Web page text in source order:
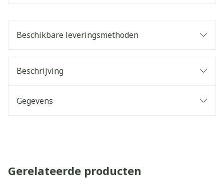
Beschikbare leveringsmethoden
Beschrijving
Gegevens
Gerelateerde producten